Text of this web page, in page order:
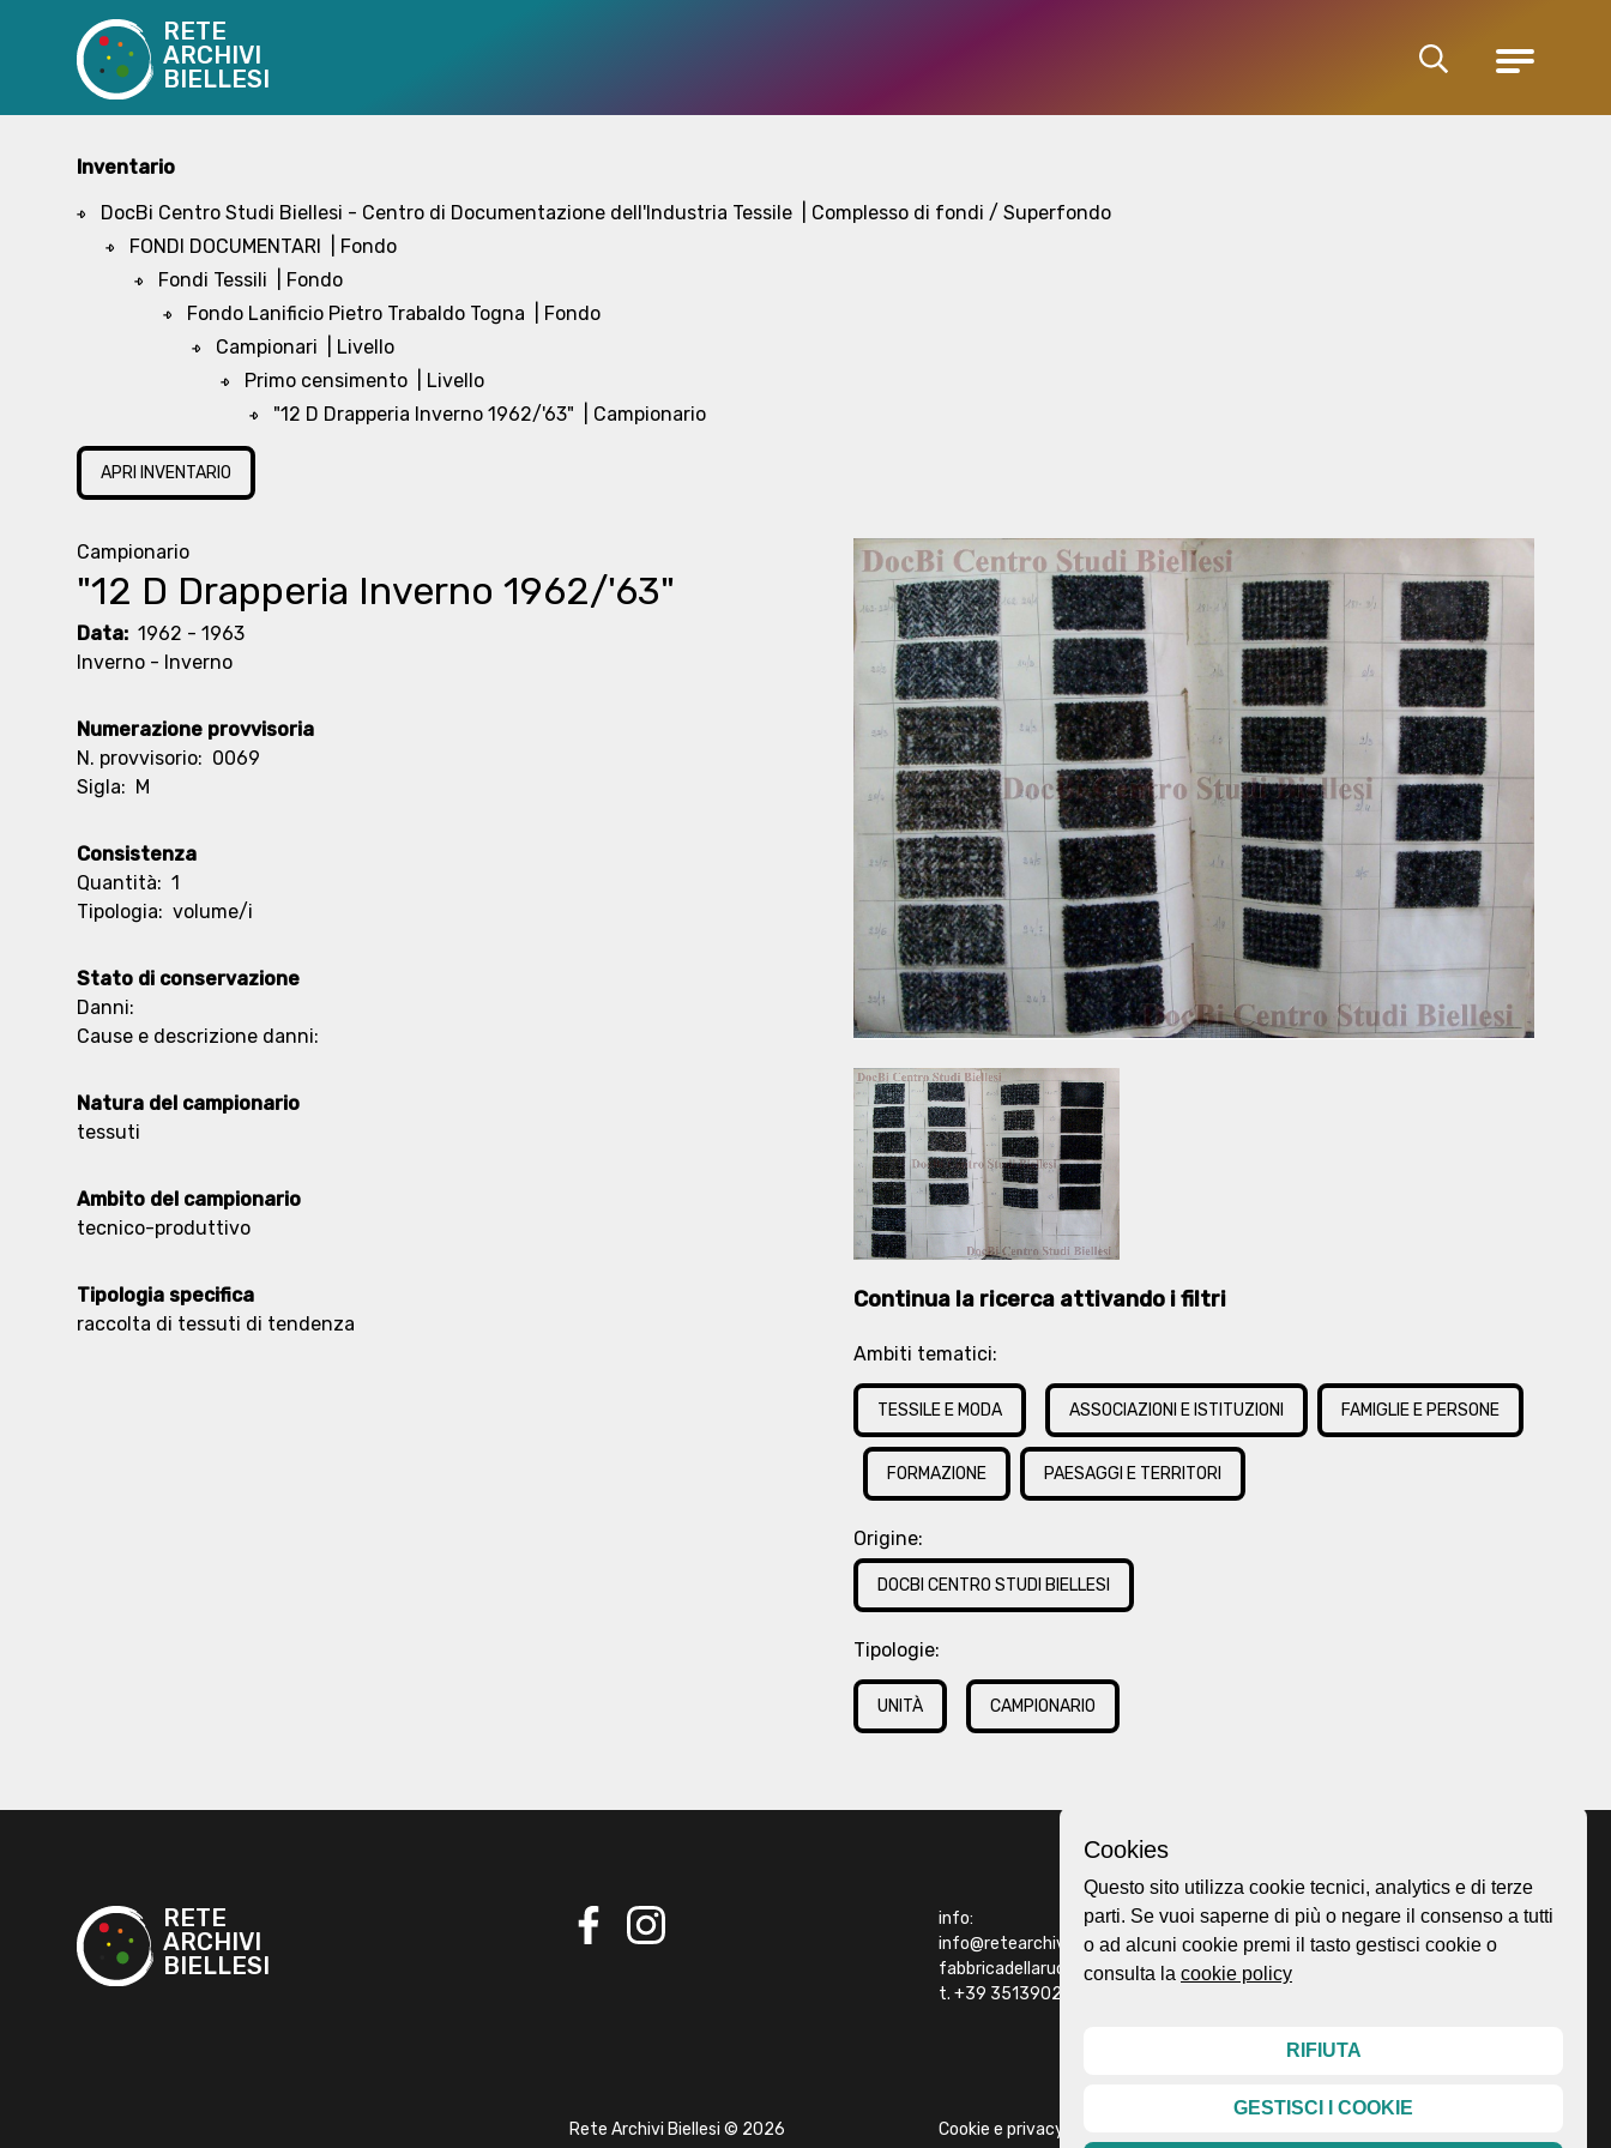
RETE
ARCHIVI
BIELLESI
Cerca Menu
Inventario
DocBi Centro Studi Biellesi - Centro di Documentazione dell'Industria Tessile
| Complesso di fondi / Superfondo
FONDI DOCUMENTARI
| Fondo
Fondi Tessili
| Fondo
Fondo Lanificio Pietro Trabaldo Togna
| Fondo
Campionari
| Livello
Primo censimento
| Livello
"12 D Drapperia Inverno 1962/'63"
| Campionario
APRI INVENTARIO
Campionario
"12 D Drapperia Inverno 1962/'63"
Data: 1962 - 1963
Inverno - Inverno
Numerazione provvisoria
N. provvisorio: 0069
Sigla: M
Consistenza
Quantità: 1
Tipologia: volume/i
Stato di conservazione
Danni:
Cause e descrizione danni:
Natura del campionario
tessuti
Ambito del campionario
tecnico-produttivo
Tipologia specifica
raccolta di tessuti di tendenza
Continua la ricerca attivando i filtri
Ambiti tematici:
TESSILE E MODA ASSOCIAZIONI E ISTITUZIONI FAMIGLIE E PERSONE
FORMAZIONE PAESAGGI E TERRITORI
Origine:
DOCBI CENTRO STUDI BIELLESI
Tipologie:
UNITÀ CAMPIONARIO
RETE
ARCHIVI
BIELLESI
Rete Archivi Biellesi © 2026
info:
info@retearchivibiellesi.it
fabbricadellaruota@gmail.com
t. +39 3513902199
Cookie e privacy policy
Home page
About
Protagonisti
News
Cookies
Questo sito utilizza cookie tecnici, analytics e di terze
parti. Se vuoi saperne di più o negare il consenso a tutti
o ad alcuni cookie premi il tasto gestisci cookie o
consulta la cookie policy
RIFIUTA
GESTISCI I COOKIE